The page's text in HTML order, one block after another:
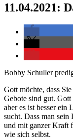
11.04.2021:
Bobby Schuller
Gott möchte, dass
Gebote sind gut.
aber es ist besser ein
sucht. Dass man sein
und mit ganzer Kraft
wie sich selbst.